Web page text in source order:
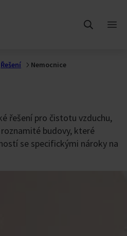
Řešení Nemocnice
řešení pro čistotu vzduchu,
budovy, které
se specifickými nároky na